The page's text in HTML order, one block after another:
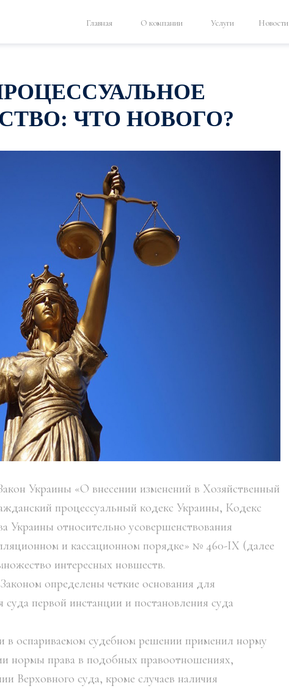
Новости
Услуги
О компании
Главная
ЧТО НОВОГО?
Украины «О внесении изменений в Хозяйственный
процессуальный кодекс Украины, Кодекс
Украины относительно усовершенствования
и кассационном порядке» № 460-ІХ (далее
интересных новшеств.
определены четкие основания для
первой инстанции и постановления суда
в оспариваемом судебном решении применил норму
нормы права в подобных правоотношениях,
Верховного суда, кроме случаев наличия